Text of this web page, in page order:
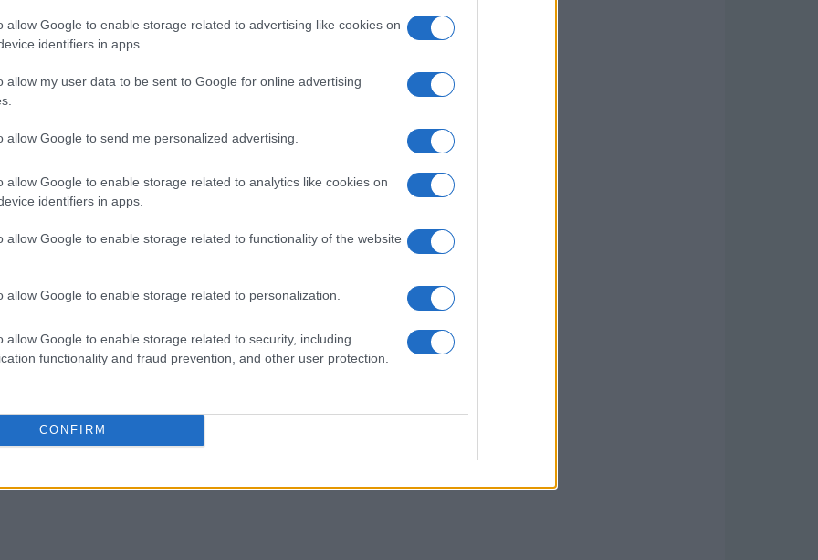
allow Google to enable storage related to advertising like cookies on
identifiers in apps.
allow my user data to be sent to Google for online advertising
allow Google to send me personalized advertising.
allow Google to enable storage related to analytics like cookies on
identifiers in apps.
allow Google to enable storage related to functionality of the website
allow Google to enable storage related to personalization.
allow Google to enable storage related to security, including
functionality and fraud prevention, and other user protection.
CONFIRM
americana, il
del cristianesimo sulla formazione della
maggio 2027, porterà i partecipanti attraverso
la fede abbia influenzato le decisioni politiche
imperdibile per comprendere le radici
menzionareMount Vernon, la residenza
2025, i visitatori possono scoprire la vita
immergendosi in un’esperienza
e racconti, i partecipanti potranno
americani.